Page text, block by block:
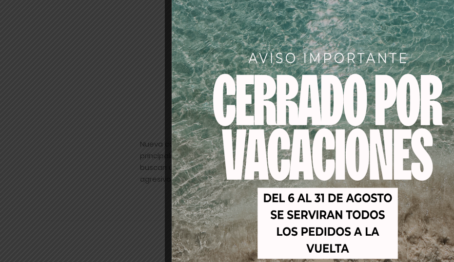
Descripción
Nueva coloración permanente sin amoniaco de estructura molecular innovadora.
principalmente hacia cabellos y cueros cabelludos sensibles y sensibilizados.
buscan una coloración natural y que perciben el tinte tradicional como un proceso
agresivo.
Productos relacionados